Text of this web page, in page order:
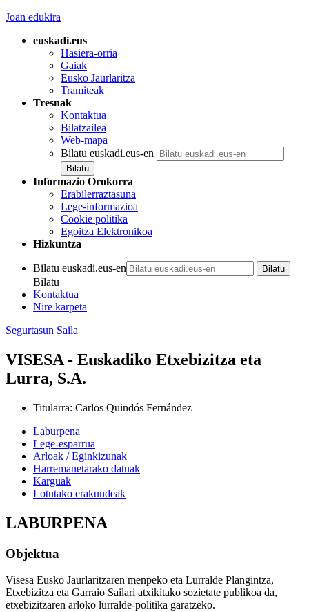
Joan edukira
euskadi.eus
Hasiera-orria
Gaiak
Eusko Jaurlaritza
Tramiteak
Tresnak
Kontaktua
Bilatzailea
Web-mapa
Bilatu euskadi.eus-en
Informazio Orokorra
Erabilerraztasuna
Lege-informazioa
Cookie politika
Egoitza Elektronikoa
Hizkuntza
Bilatu euskadi.eus-en
Bilatu
Kontaktua
Nire karpeta
Segurtasun Saila
VISESA - Euskadiko Etxebizitza eta
Lurra, S.A.
Titularra: Carlos Quindós Fernández
Laburpena
Lege-esparrua
Arloak / Eginkizunak
Harremanetarako datuak
Karguak
Lotutako erakundeak
LABURPENA
Objektua
Visesa Eusko Jaurlaritzaren menpeko eta Lurralde Plangintza,
Etxebizitza eta Garraio Sailari atxikitako sozietate publikoa da,
etxebizitzaren arloko lurralde-politika garatzeko.